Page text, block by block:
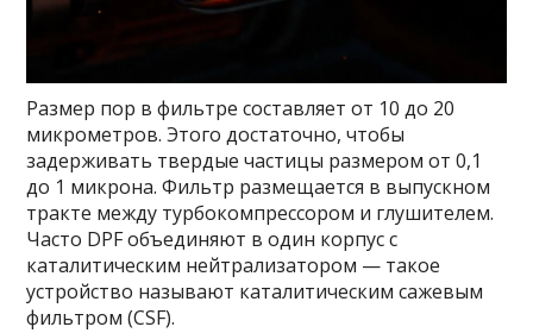
Размер пор в фильтре составляет от 10 до 20
микрометров. Этого достаточно, чтобы
задерживать твердые частицы размером от 0,1
до 1 микрона. Фильтр размещается в выпускном
тракте между турбокомпрессором и глушителем.
Часто DPF объединяют в один корпус с
каталитическим нейтрализатором — такое
устройство называют каталитическим сажевым
фильтром (CSF).